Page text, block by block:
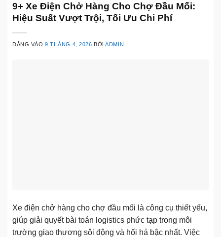
9+ Xe Điện Chở Hàng Cho Chợ Đầu Mối:
Hiệu Suất Vượt Trội, Tối Ưu Chi Phí
ĐĂNG VÀO9 THÁNG 4, 2026 BỞIADMIN
Xe điện chở hàng cho chợ đầu mối là công cụ thiết yếu,
giúp giải quyết bài toán logistics phức tạp trong môi
trường giao thương sôi động và hối hả bậc nhất. Việc